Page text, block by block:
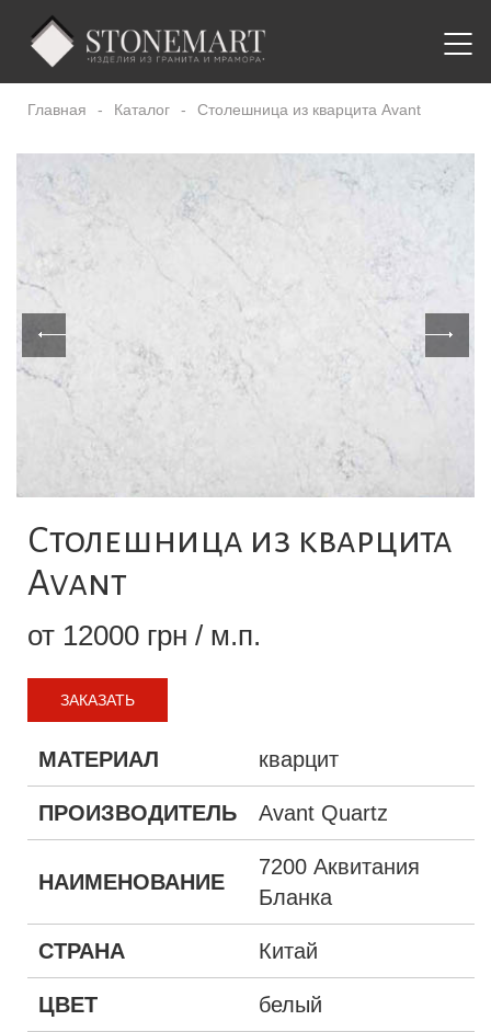
Главная - Каталог - Столешница из кварцита Avant
Столешница из кварцита
Avant
от 12000 грн / м.п.
ЗАКАЗАТЬ
МАТЕРИАЛ кварцит
ПРОИЗВОДИТЕЛЬ Avant Quartz
НАИМЕНОВАНИЕ
7200 Аквитания
Бланка
СТРАНА Китай
ЦВЕТ белый